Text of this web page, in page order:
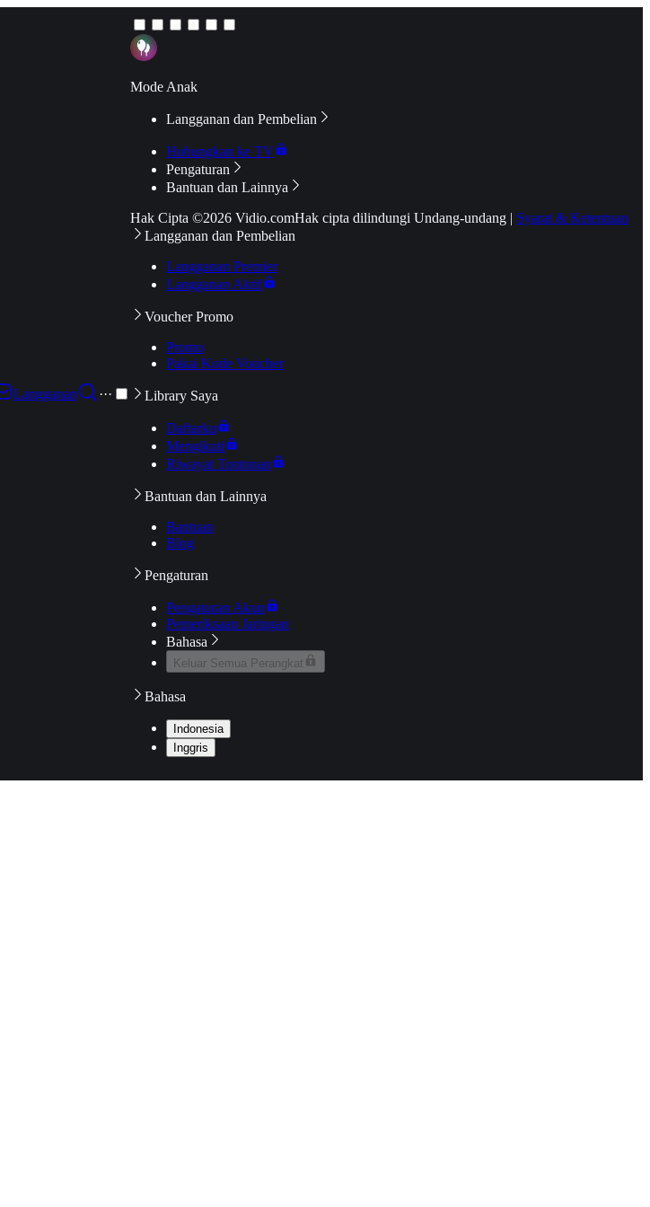
Langganan
···
Mode Anak
Langganan dan Pembelian
Hubungkan ke TV
Pengaturan
Bantuan dan Lainnya
Hak Cipta ©2026 Vidio.comHak cipta dilindungi Undang-undang | Syarat & Ketentuan
Langganan dan Pembelian
Langganan Premier
Langganan Aktif
Voucher Promo
Promo
Pakai Kode Voucher
Library Saya
Daftarku
Mengikuti
Riwayat Tontonan
Bantuan dan Lainnya
Bantuan
Blog
Pengaturan
Pengaturan Akun
Pemeriksaan Jaringan
Bahasa
Keluar Semua Perangkat
Bahasa
Indonesia
Inggris